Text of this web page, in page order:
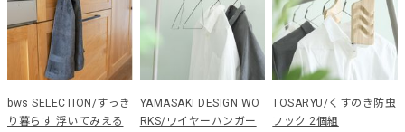
bws SELECTION/すっき
り暮らす 浮いてみえる
YAMASAKI DESIGN WO
RKS/ワイヤーハンガー
TOSARYU/くすのき防虫
フック 2個組